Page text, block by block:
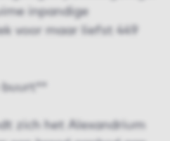
inpandige
voor maar liefst 449
buurt**
zich het Alexandrium